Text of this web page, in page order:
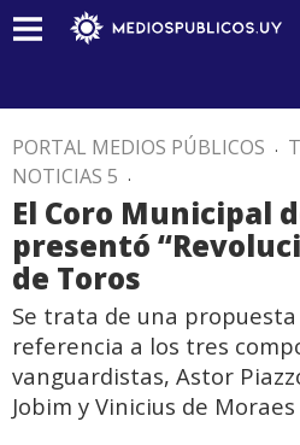
PORTAL MEDIOS PÚBLICOS .
NOTICIAS 5 .
El Coro Municipal
presentó
de Toros
Se trata de una
referencia a los tres
vanguardistas, Astor
Jobim y Vinicius de Moraes